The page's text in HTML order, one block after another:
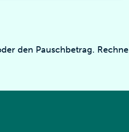
den Pauschbetrag. Rechne